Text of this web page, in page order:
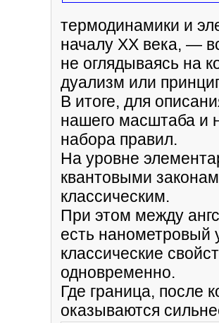
термодинамики и
началу XX века, —
не оглядываясь на
дуализм или
В итоге, для
нашего масштаба и
набора правил.
На уровне
квантовыми
классическим.
При этом между
есть нанометровый
классические
одновременно.
Где граница, после
оказываются